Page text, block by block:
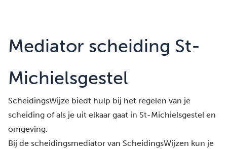
Mediator scheiding St-
Michielsgestel
ScheidingsWijze biedt hulp bij het regelen van je
scheiding of als je uit elkaar gaat in St-Michielsgestel en
omgeving.
Bij de scheidingsmediator van ScheidingsWijzen kun je